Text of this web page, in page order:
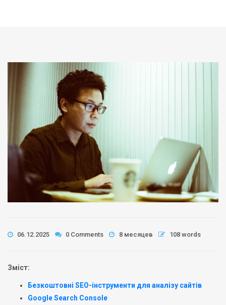
06.12.2025 0 Comments 8 месяцев 108 words
Зміст:
Безкоштовні SEO-інструменти для аналізу сайтів
Google Search Console